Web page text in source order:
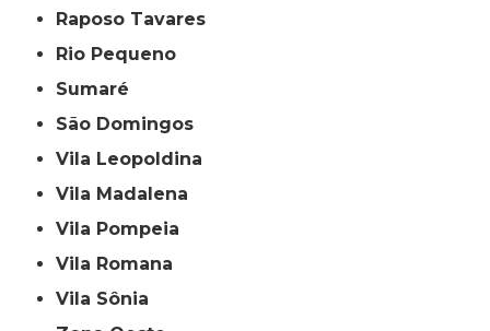
Raposo Tavares
Rio Pequeno
Sumaré
São Domingos
Vila Leopoldina
Vila Madalena
Vila Pompeia
Vila Romana
Vila Sônia